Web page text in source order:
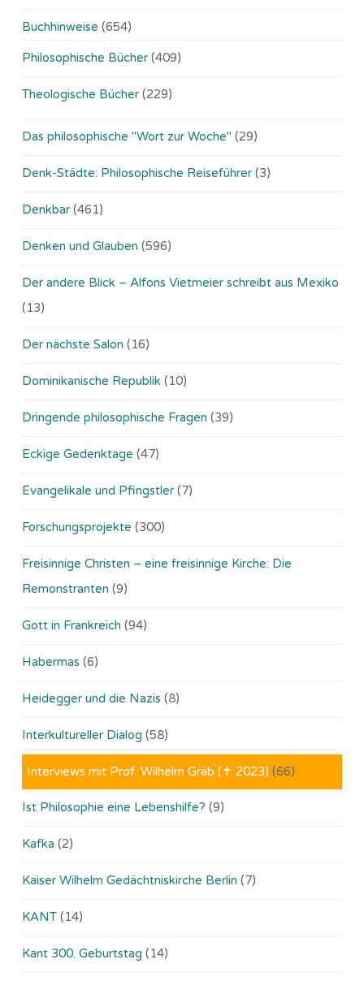
Buchhinweise (654)
Philosophische Bücher (409)
Theologische Bücher (229)
Das philosophische "Wort zur Woche" (29)
Denk-Städte: Philosophische Reiseführer (3)
Denkbar (461)
Denken und Glauben (596)
Der andere Blick – Alfons Vietmeier schreibt aus Mexiko
(13)
Der nächste Salon (16)
Dominikanische Republik (10)
Dringende philosophische Fragen (39)
Eckige Gedenktage (47)
Evangelikale und Pfingstler (7)
Forschungsprojekte (300)
Freisinnige Christen – eine freisinnige Kirche: Die
Remonstranten (9)
Gott in Frankreich (94)
Habermas (6)
Heidegger und die Nazis (8)
Interkultureller Dialog (58)
Interviews mit Prof. Wilhelm Gräb (✝ 2023) (66)
Ist Philosophie eine Lebenshilfe? (9)
Kafka (2)
Kaiser Wilhelm Gedächtniskirche Berlin (7)
KANT (14)
Kant 300. Geburtstag (14)